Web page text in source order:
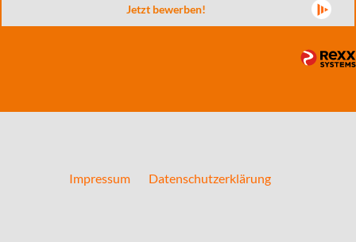
Jetzt bewerben!
Impressum Datenschutzerklärung